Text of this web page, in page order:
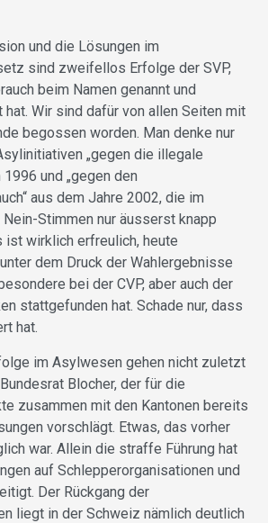
und die Lösungen im
sind zweifellos Erfolge der SVP,
beim Namen genannt und
hat. Wir sind dafür von allen Seiten mit
begossen worden. Man denke nur
„gegen die illegale
1996 und „gegen den
aus dem Jahre 2002, die im
Stimmen nur äusserst knapp
ist wirklich erfreulich, heute
dem Druck der Wahlergebnisse
bei der CVP, aber auch der
stattgefunden hat. Schade nur, dass
hat.
im Asylwesen gehen nicht zuletzt
Blocher, der für die
zusammen mit den Kantonen bereits
vorschlägt. Etwas, das vorher
war. Allein die straffe Führung hat
auf Schlepperorganisationen und
Der Rückgang der
liegt in der Schweiz nämlich deutlich